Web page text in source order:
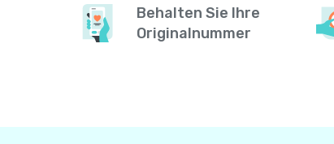
Behalten Sie Ihre
Originalnummer